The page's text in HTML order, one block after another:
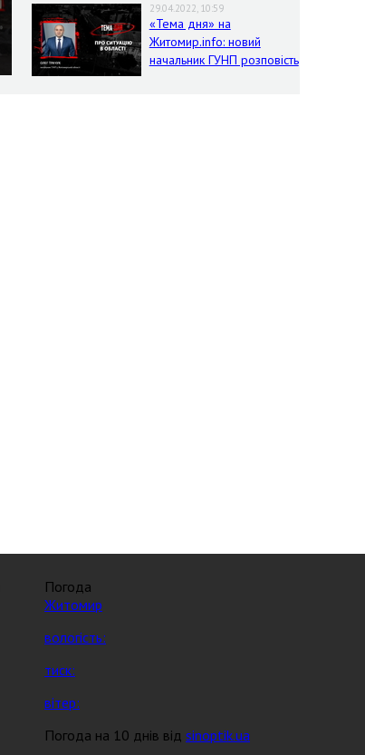
29.04.2022, 10:59
«Тема дня» на
Житомир.info: новий
начальник ГУНП розповість
Погода
Житомир
вологість:
тиск:
вітер:
Погода на 10 днів від sinoptik.ua